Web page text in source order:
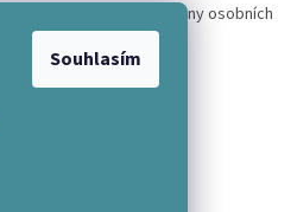
Souhlasím
Podmínky ochrany osobních
podmínek